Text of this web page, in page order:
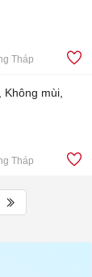
Tháp
Không mùi,
Tháp